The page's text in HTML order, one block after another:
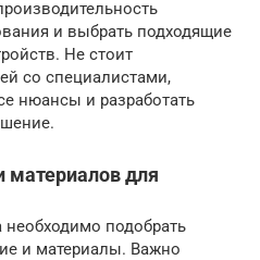
и выбрать подходящие
Не стоит
со специалистами,
нюансы и разработать
материалов для
необходимо подобрать
и материалы. Важно